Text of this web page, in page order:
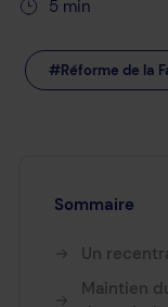
5 min
#Réforme de la
Sommaire
Un
Maintien